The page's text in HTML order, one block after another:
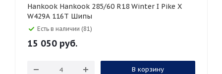
Hankook Hankook 285/60 R18 Winter I Pike X
W429A 116T Шипы
Есть в наличии (81)
15 050 руб.
В корзину